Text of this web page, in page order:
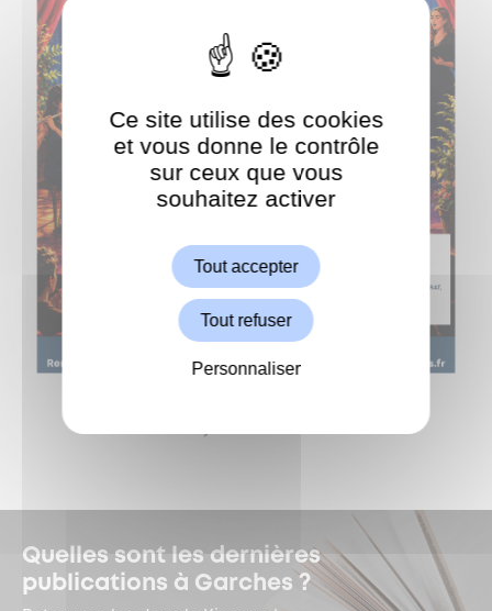
Quelles sont les dernières
publications à Garches ?
ShareThis est désactivé.
Ce site utilise des cookies
et vous donne le contrôle
sur ceux que vous
souhaitez activer
Tout accepter
Tout refuser
Personnaliser